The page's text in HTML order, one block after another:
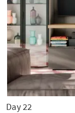
Day 22